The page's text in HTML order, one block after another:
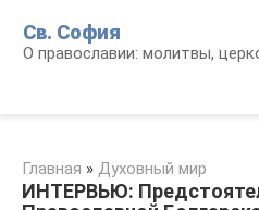
контенту
Св. София
О православии: молитвы,
Главная » Духовный мир
ИНТЕРВЬЮ: